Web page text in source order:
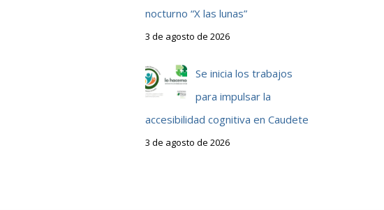
nocturno “X las lunas”
3 de agosto de 2026
Se inicia los trabajos
para impulsar la
accesibilidad cognitiva en Caudete
3 de agosto de 2026